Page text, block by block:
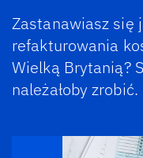
Zastanawiasz się
refakturowania
Wielką Brytanią?
należałoby zrobić.